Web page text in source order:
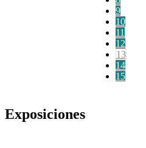
9
10
11
12
13
14
15
Exposiciones